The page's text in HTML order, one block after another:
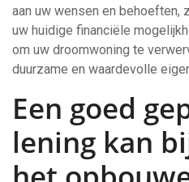
aan uw wensen en
uw huidige financiële
om uw droomwoning te
duurzame en waardevolle
Een goed
lening kan